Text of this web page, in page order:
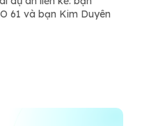
61 và bạn Kim Duyên